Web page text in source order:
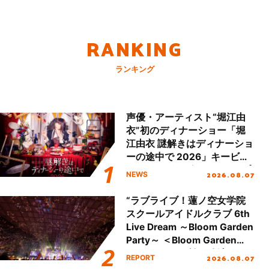
RANKING
ランキング
声優・アーティスト“堀江由
衣”初のディナーショー「堀
江由衣 謎解きはディナーショ
ーの途中で 2026」キービジ
ュアル＆グッズラインナップ
NEWS 2026.08.07
“ラブライブ！蓮ノ空女学院
スクールアイドルクラブ 6th
Live Dream ～Bloom Garden
Party～ ＜Bloom Garden
Party Stage／埼玉公演＞”
REPORT 2026.08.07